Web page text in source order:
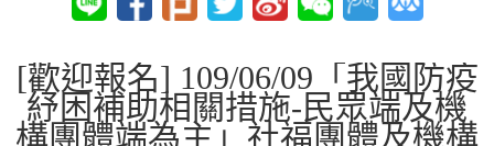
[歡迎報名] 109/06/09「我國防疫
紓困補助相關措施-民眾端及機
構團體端為主」社福團體及機構